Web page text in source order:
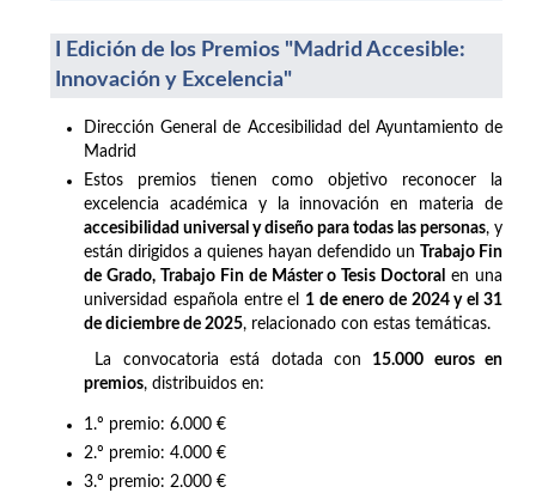
I Edición de los Premios "Madrid Accesible:
Innovación y Excelencia"
Dirección General de Accesibilidad del Ayuntamiento de
Madrid
Estos premios tienen como objetivo reconocer la
excelencia académica y la innovación en materia de
accesibilidad universal y diseño para todas las personas, y
están dirigidos a quienes hayan defendido un Trabajo Fin
de Grado, Trabajo Fin de Máster o Tesis Doctoral en una
universidad española entre el 1 de enero de 2024 y el 31
de diciembre de 2025, relacionado con estas temáticas.
La convocatoria está dotada con 15.000 euros en
premios, distribuidos en:
1.º premio: 6.000 €
2.º premio: 4.000 €
3.º premio: 2.000 €